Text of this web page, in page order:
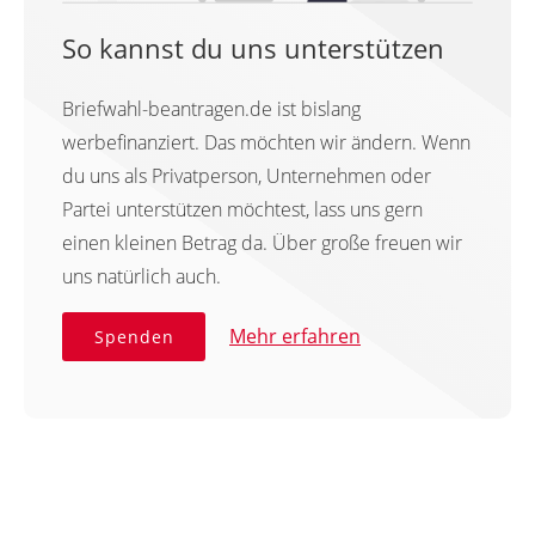
So kannst du uns unterstützen
Briefwahl-beantragen.de ist bislang
werbefinanziert. Das möchten wir ändern. Wenn
du uns als Privatperson, Unternehmen oder
Partei unterstützen möchtest, lass uns gern
einen kleinen Betrag da. Über große freuen wir
uns natürlich auch.
Spenden Mehr erfahren